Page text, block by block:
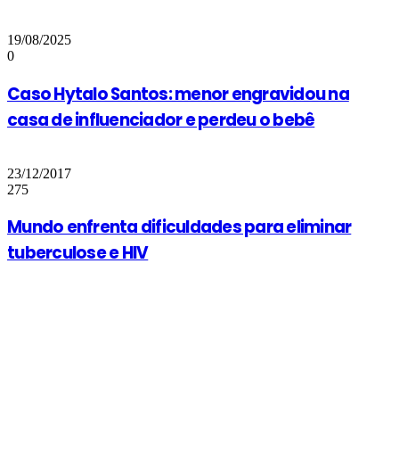
19/08/2025
0
Caso Hytalo Santos: menor engravidou na
casa de influenciador e perdeu o bebê
23/12/2017
275
Mundo enfrenta dificuldades para eliminar
tuberculose e HIV